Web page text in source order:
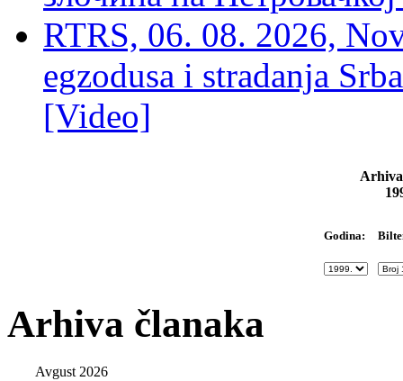
RTRS, 06. 08. 2026,
egzodusa i stradanja
[Video]
Godina:
Arhiva članaka
Avgust 2026